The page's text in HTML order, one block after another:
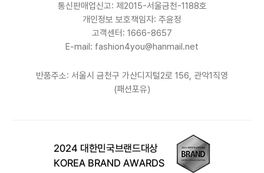
통신판매업신고: 제2015-서울금천-1188호
개인정보 보호책임자: 주윤정
고객센터: 1666-8657
E-mail: fashion4you@hanmail.net
반품주소: 서울시 금천구 가산디지털2로 156, 관악1직영
(패션포유)